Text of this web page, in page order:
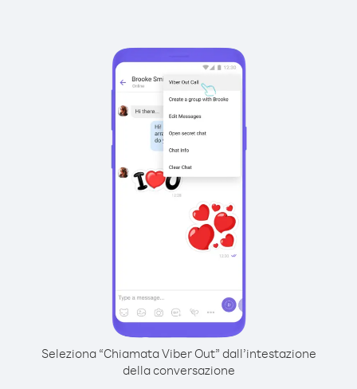
Seleziona “Chiamata Viber Out” dall’intestazione
della conversazione